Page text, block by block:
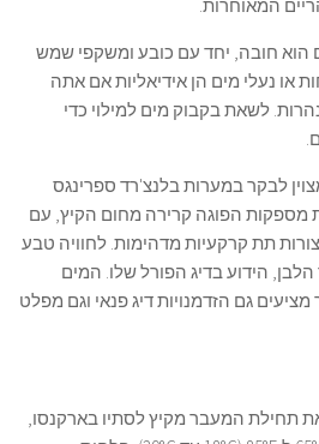
המאוחרות.
הוא חובה, יחד עם כובע ומשקפי שמש
או נעלי מים הן אידיאליות אם אתה
לשאת בקבוק מים למילוי כדי
לבקר במערות בלנצ'רד ספרינגס
מספקות הפוגה קרירה מחום הקיץ, עם
תת קרקעיות מדהימות. לחוויה טבע
הידוע בדיג הפורל שלו. המים
גם הזדמנויות דיג פנאי וגם מפלט
תחילת המעבר מקיץ לסתיו בארקנסו,